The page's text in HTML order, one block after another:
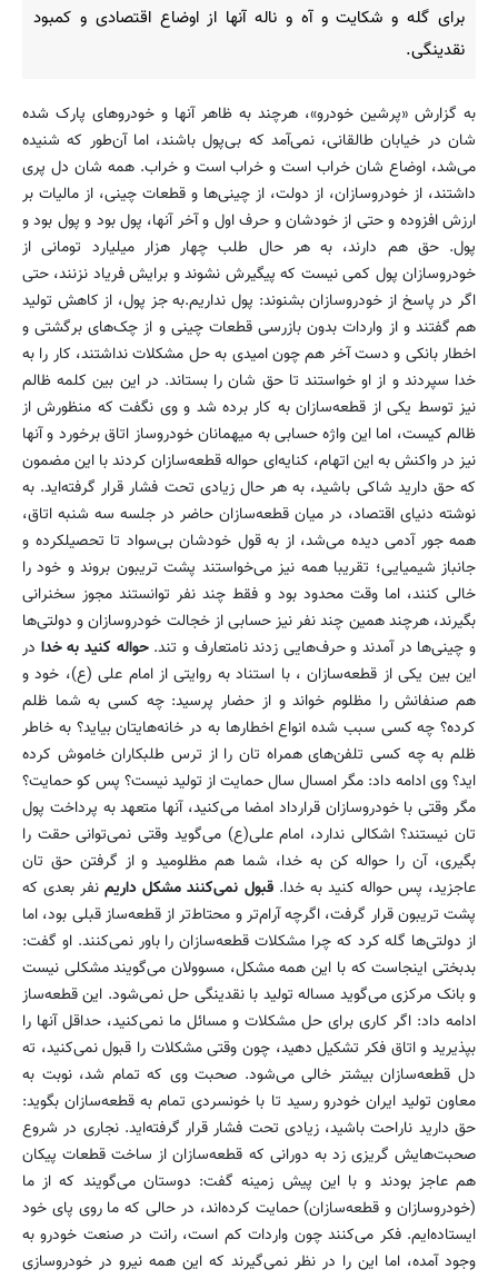
برای گله و شکایت و آه و ناله آنها از اوضاع اقتصادی و کمبود
نقدینگی.
به گزارش «پرشین خودرو»، هرچند به ظاهر آنها و خودروهای پارک شده
شان در خیابان طالقانی، نمی‌آمد که بی‌پول باشند، اما آن‌طور که شنیده
می‌شد، اوضاع شان خراب است و خراب است و خراب. همه شان دل پری
داشتند، از خودروسازان، از دولت، از چینی‌ها و قطعات چینی، از مالیات بر
ارزش افزوده و حتی از خودشان و حرف اول و آخر آنها، پول بود و پول بود و
پول. حق هم دارند، به هر حال طلب چهار هزار میلیارد تومانی از
خودروسازان پول کمی نیست که پیگیرش نشوند و برایش فریاد نزنند، حتی
اگر در پاسخ از خودروسازان بشنوند: پول نداریم.به جز پول، از کاهش تولید
هم گفتند و از واردات بدون بازرسی قطعات چینی و از چک‌های برگشتی و
اخطار بانکی و دست آخر هم چون امیدی به حل مشکلات نداشتند، کار را به
خدا سپردند و از او خواستند تا حق شان را بستاند. در این بین کلمه ظالم
نیز توسط یکی از قطعه‌سازان به کار برده شد و وی نگفت که منظورش از
ظالم کیست، اما این واژه حسابی به میهمانان خودروساز اتاق برخورد و آنها
نیز در واکنش به این اتهام، کنایه‌ای حواله قطعه‌سازان کردند با این مضمون
که حق دارید شاکی باشید، به هر حال زیادی تحت فشار قرار گرفته‌اید. به
نوشته دنیای اقتصاد، در میان قطعه‌سازان حاضر در جلسه سه شنبه اتاق،
همه جور آدمی دیده می‌شد، از به قول خودشان بی‌سواد تا تحصیلکرده و
جانباز شیمیایی؛ تقریبا همه نیز می‌خواستند پشت تریبون بروند و خود را
خالی کنند، اما وقت محدود بود و فقط چند نفر توانستند مجوز سخنرانی
بگیرند، هرچند همین چند نفر نیز حسابی از خجالت خودروسازان و دولتی‌ها
و چینی‌ها در آمدند و حرف‌هایی زدند نامتعارف و تند.حواله کنید به خدا در
این بین یکی از قطعه‌سازان ، با استناد به روایتی از امام علی (ع)، خود و
هم صنفانش را مظلوم خواند و از حضار پرسید: چه کسی به شما ظلم
کرده؟ چه کسی سبب شده انواع اخطارها به در خانه‌هایتان بیاید؟ به خاطر
ظلم به چه کسی تلفن‌های همراه تان را از ترس طلبکاران خاموش کرده
اید؟ وی ادامه داد: مگر امسال سال حمایت از تولید نیست؟ پس کو حمایت؟
مگر وقتی با خودروسازان قرارداد امضا می‌کنید، آنها متعهد به پرداخت پول
تان نیستند؟ اشکالی ندارد، امام علی(ع) می‌گوید وقتی نمی‌توانی حقت را
بگیری، آن را حواله کن به خدا، شما هم مظلومید و از گرفتن حق تان
عاجزید، پس حواله کنید به خدا.قبول نمی‌کنند مشکل داریمنفر بعدی که
پشت تریبون قرار گرفت، اگرچه آرام‌تر و محتاط‌تر از قطعه‌ساز قبلی بود، اما
از دولتی‌ها گله کرد که چرا مشکلات قطعه‌سازان را باور نمی‌کنند. او گفت:
بدبختی اینجاست که با این همه مشکل، مسوولان می‌گویند مشکلی نیست
و بانک مرکزی می‌گوید مساله تولید با نقدینگی حل نمی‌شود. این قطعه‌ساز
ادامه داد: اگر کاری برای حل مشکلات و مسائل ما نمی‌کنید، حداقل آنها را
بپذیرید و اتاق فکر تشکیل دهید، چون وقتی مشکلات را قبول نمی‌کنید، ته
دل قطعه‌سازان بیشتر خالی می‌شود. صحبت وی که تمام شد، نوبت به
معاون تولید ایران خودرو رسید تا با خونسردی تمام به قطعه‌سازان بگوید:
حق دارید ناراحت باشید، زیادی تحت فشار قرار گرفته‌اید. نجاری در شروع
صحبت‌هایش گریزی زد به دورانی که قطعه‌سازان از ساخت قطعات پیکان
هم عاجز بودند و با این پیش زمینه گفت: دوستان می‌گویند که از ما
(خودروسازان و قطعه‌سازان) حمایت کرده‌اند، در حالی که ما روی پای خود
ایستاده‌ایم. فکر می‌کنند چون واردات کم است، رانت در صنعت خودرو به
وجود آمده، اما این را در نظر نمی‌گیرند که این همه نیرو در خودروسازی